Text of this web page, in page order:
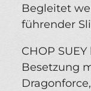
Begleitet
führender
CHOP
Besetzung